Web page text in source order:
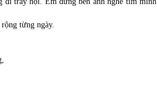
từng ngày.